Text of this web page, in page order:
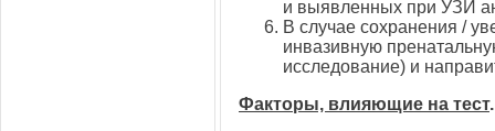
и выявленных при УЗИ
В случае сохранения /
инвазивную
исследование) и
Факторы, влияющие на тест.